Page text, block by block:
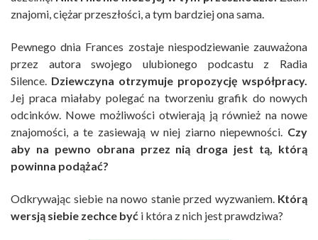
znajomi, ciężar przeszłości, a tym bardziej ona sama.
Pewnego dnia Frances zostaje niespodziewanie zauważona
przez autora swojego ulubionego podcastu z Radia
Silence. Dziewczyna otrzymuje propozycję współpracy.
Jej praca miałaby polegać na tworzeniu grafik do nowych
odcinków. Nowe możliwości otwierają ją również na nowe
znajomości, a te zasiewają w niej ziarno niepewności. Czy
aby na pewno obrana przez nią droga jest tą, którą
powinna podążać?
Odkrywając siebie na nowo stanie przed wyzwaniem.Którą
wersją siebie zechce być i która z nich jest prawdziwa?